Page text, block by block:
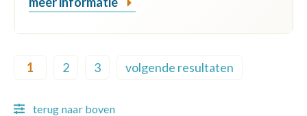
1 2 3 volgende resultaten
terug naar boven